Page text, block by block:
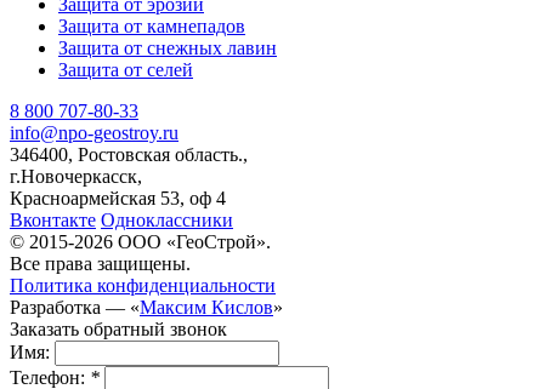
Защита от камнепадов
Защита от снежных лавин
Защита от селей
8 800 707-80-33
info@npo-geostroy.ru
346400, Ростовская область.,
г.Новочеркасск,
Красноармейская 53, оф 4
Вконтакте Одноклассники
© 2015-2026 ООО «ГеоСтрой».
Все права защищены.
Политика конфиденциальности
Разработка — «Максим Кислов»
Заказать обратный звонок
Имя:
Телефон: *